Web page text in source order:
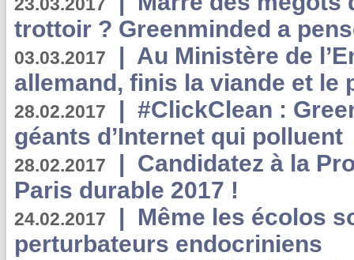
trottoir ? Greenminded a
03.03.2017 | Au Ministère de
allemand, finis la viande et le
28.02.2017 | #ClickClean :
géants d’Internet qui polluent
28.02.2017 | Candidatez à la
Paris durable 2017 !
24.02.2017 | Même les écolos
perturbateurs endocriniens